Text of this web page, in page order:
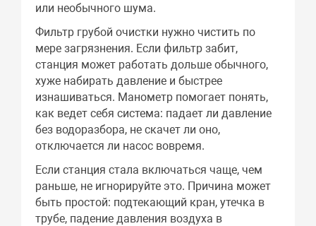
или необычного шума.
Фильтр грубой очистки нужно чистить по
мере загрязнения. Если фильтр забит,
станция может работать дольше обычного,
хуже набирать давление и быстрее
изнашиваться. Манометр помогает понять,
как ведет себя система: падает ли давление
без водоразбора, не скачет ли оно,
отключается ли насос вовремя.
Если станция стала включаться чаще, чем
раньше, не игнорируйте это. Причина может
быть простой: подтекающий кран, утечка в
трубе, падение давления воздуха в